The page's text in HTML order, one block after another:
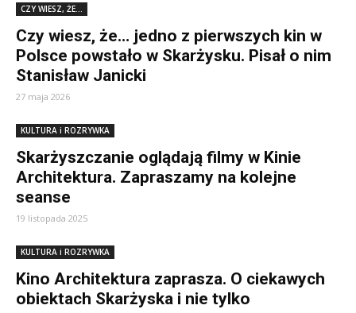
CZY WIESZ, ŻE...
Czy wiesz, że… jedno z pierwszych kin w
Polsce powstało w Skarżysku. Pisał o nim
Stanisław Janicki
27 maja 2026
KULTURA i ROZRYWKA
Skarżyszczanie oglądają filmy w Kinie
Architektura. Zapraszamy na kolejne
seanse
19 listopada 2025
KULTURA i ROZRYWKA
Kino Architektura zaprasza. O ciekawych
obiektach Skarżyska i nie tylko